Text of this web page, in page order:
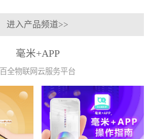
进入产品频道>>
毫米+APP
百全物联网云服务平台